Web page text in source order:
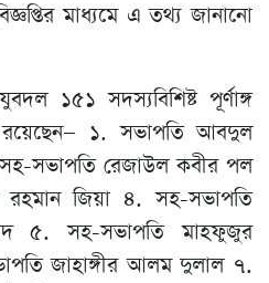
মাধ্যমে এ তথ্য জানানো
১৫১ সদস্যবিশিষ্ট পূর্ণাঙ্গ
রয়েছেন— ১. সভাপতি আবদুল
সহ-সভাপতি রেজাউল কবীর পল
জিয়া ৪. সহ-সভাপতি
৫. সহ-সভাপতি মাহফুজুর
জাহাঙ্গীর আলম দুলাল ৭.